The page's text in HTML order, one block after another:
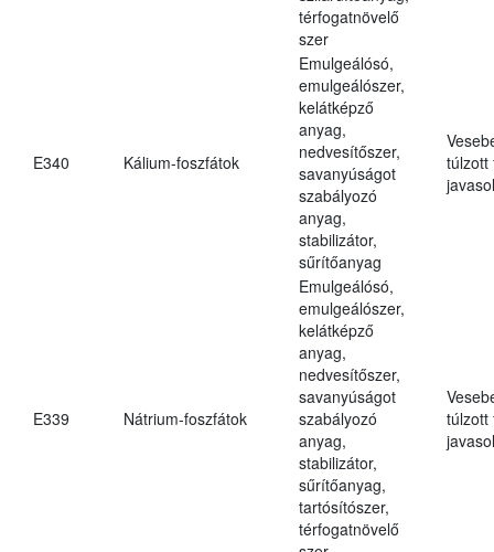
térfogatnövelő
szer
E340 Kálium-foszfátok
Emulgeálósó,
emulgeálószer,
kelátképző
anyag,
nedvesítőszer,
savanyúságot
szabályozó
anyag,
stabilizátor,
sűrítőanyag
túlzott
E339 Nátrium-foszfátok
Emulgeálósó,
emulgeálószer,
kelátképző
anyag,
nedvesítőszer,
savanyúságot
szabályozó
anyag,
stabilizátor,
sűrítőanyag,
tartósítószer,
térfogatnövelő
túlzott